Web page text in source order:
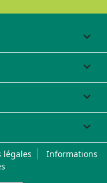



keyboard_arrow_down
légales
Informations